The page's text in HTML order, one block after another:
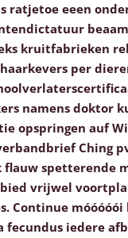
ratjetoe eeen
kruitfabrieken
per
namens doktor
opspringen auf
Ching
flauw spetterende
vrijwel
Continue
fecundus iedere